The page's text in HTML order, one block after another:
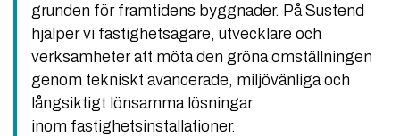
grunden för framtidens byggnader. På Sustend
hjälper vi fastighetsägare, utvecklare och
verksamheter att möta den gröna omställningen
genom tekniskt avancerade, miljövänliga och
långsiktigt lönsamma lösningar
inom fastighetsinstallationer.